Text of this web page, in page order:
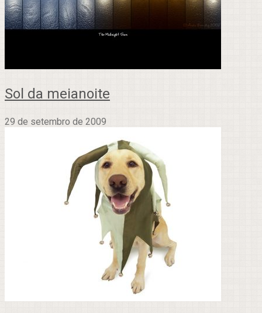
Sol da meianoite
29 de setembro de 2009